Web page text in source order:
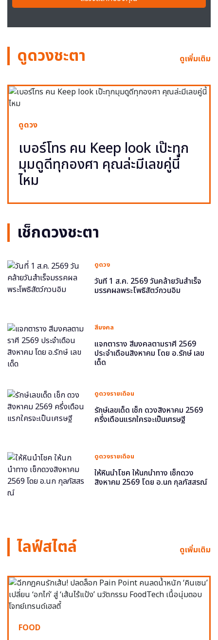
ดูดวงชะตา ดูเพิ่มเติม
ดูดวง
เบอร์โทร คน Keep look เป๊ะทุก
มุมดูดีทุกองศา คุณล่ะมีเลขคู่นี้
ไหม
เช็กดวงชะตา
ดูดวง
วันที่ 1 ส.ค. 2569 วันคล้ายวันสำเร็จ
มรรคผลพระโพธิสัตว์กวนอิม
สีมงคล
แจกตาราง สีมงคลตามราศี 2569
ประจำเดือนสิงหาคม โดย อ.รักษ์ เลข
เด็ด
ดูดวงรายเดือน
รักษ์เลขเด็ด เช็ก ดวงสิงหาคม 2569
ครึ่งเดือนแรกใครจะเป็นเศรษฐี
ดูดวงรายเดือน
ให้หินนำโชค ให้นกนำทาง เช็กดวง
สิงหาคม 2569 โดย อ.นก กุลภัสสรณ์
ไลฟ์สไตล์ ดูเพิ่มเติม
FOOD